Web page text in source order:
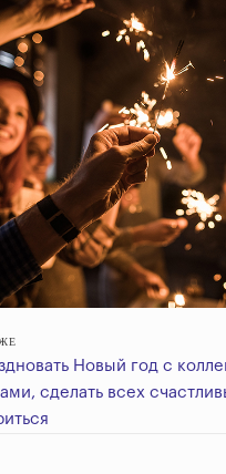
Новый год с
сделать всех